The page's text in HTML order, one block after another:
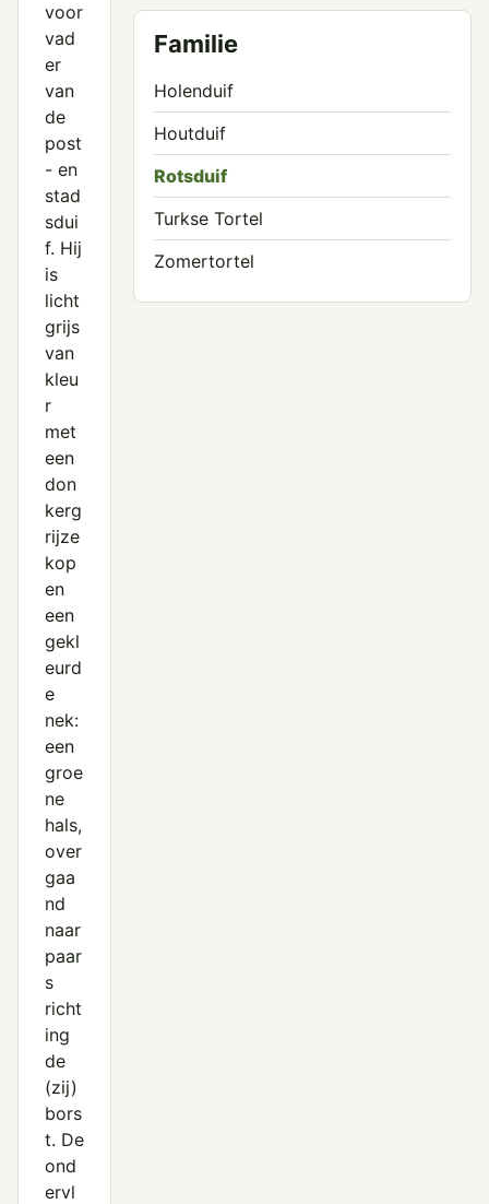
voor
vad
er
van
de
post
- en
stad
sdui
f. Hij
is
licht
grijs
van
kleu
r
met
een
don
kerg
rijze
kop
en
een
gekl
eurd
e
nek:
een
groe
ne
hals,
over
gaa
nd
naar
paar
s
richt
ing
de
(zij)
bors
t. De
ond
ervl
Familie
Holenduif
Houtduif
Rotsduif
Turkse Tortel
Zomertortel